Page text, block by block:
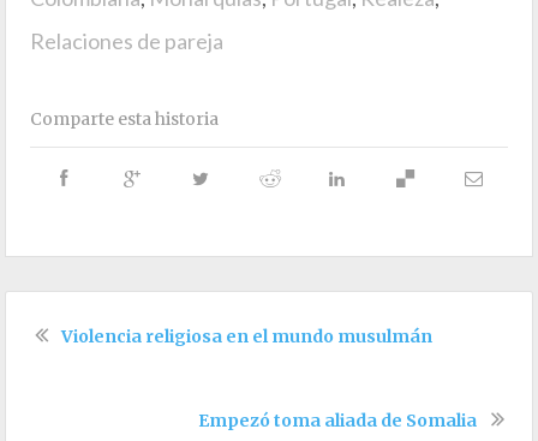
Relaciones de pareja
Comparte esta historia
Violencia religiosa en el mundo musulmán
Empezó toma aliada de Somalia